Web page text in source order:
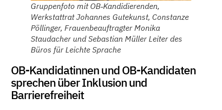
Gruppenfoto mit OB‑Kandidierenden,
Werkstattrat Johannes Gutekunst, Constanze
Pöllinger, Frauenbeauftragter Monika
Staudacher und Sebastian Müller Leiter des
Büros für Leichte Sprache
OB-Kandidatinnen und OB-Kandidaten
sprechen über Inklusion und
Barrierefreiheit